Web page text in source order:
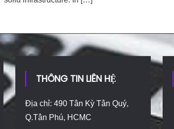
THÔNG TIN LIÊN HỆ
Địa chỉ: 490 Tân Kỳ Tân Quý,
Q.Tân Phú, HCMC